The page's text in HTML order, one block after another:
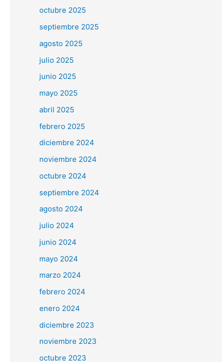
octubre 2025
septiembre 2025
agosto 2025
julio 2025
junio 2025
mayo 2025
abril 2025
febrero 2025
diciembre 2024
noviembre 2024
octubre 2024
septiembre 2024
agosto 2024
julio 2024
junio 2024
mayo 2024
marzo 2024
febrero 2024
enero 2024
diciembre 2023
noviembre 2023
octubre 2023